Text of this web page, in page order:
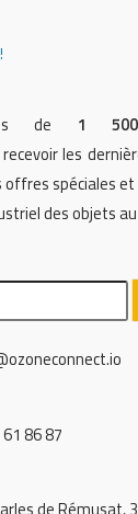
de 1 500
les
spéciales
des objets
86 87